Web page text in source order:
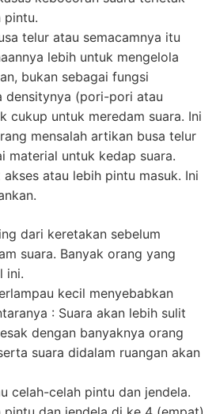
pintu.
telur atau semacamnya itu
lebih untuk mengelola
bukan sebagai fungsi
densitynya (pori-pori atau
cukup untuk meredam suara. Ini
mensalah artikan busa telur
material untuk kedap suara.
akses atau lebih pintu masuk. Ini
dari keretakan sebelum
suara. Banyak orang yang
ini.
kecil menyebabkan
: Suara akan lebih sulit
dengan banyaknya orang
suara didalam ruangan akan
celah-celah pintu dan jendela.